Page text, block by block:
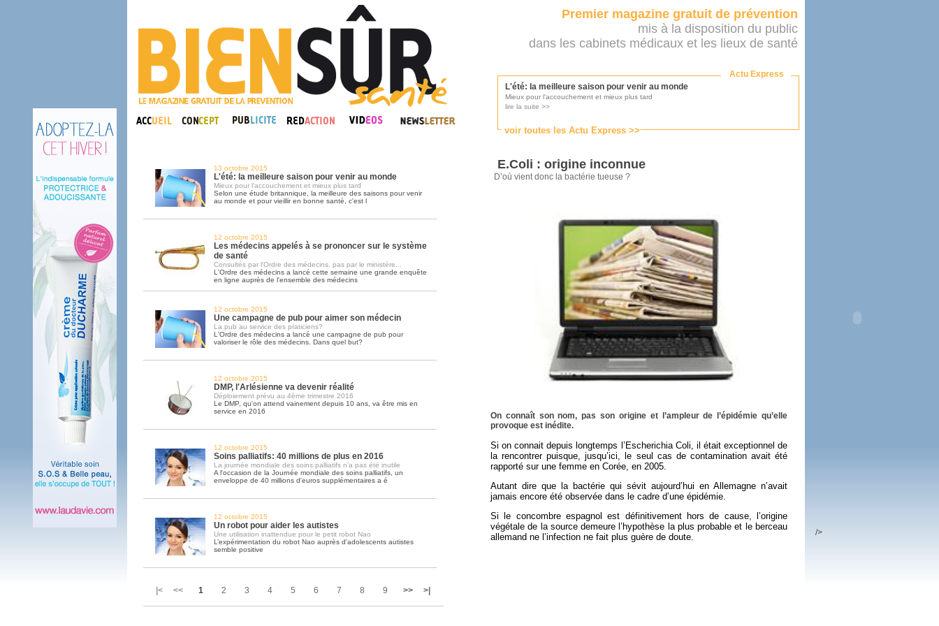
Premier magazine gratuit de prévention
mis à la disposition du public
dans les cabinets médicaux et les lieux de santé
Actu Express
voir toutes les Actu Express >>
L'été: la meilleure saison pour venir au monde
Mieux pour l'accouchement et mieux plus tard
lire la suite >>
Consultés par l'Ordre des médecins, pas par le ministère...
lire la suite >>
La pub au service des praticiens?
DMP, l'Arlésienne va devenir réalité
Déploiement prévu au 4ème trimestre 2016
Soins palliatifs: 40 millions de plus en 2016
La journée mondiale des soins palliatifs n'a pas été inutile
13 octobre 2015
L'été: la meilleure saison pour venir au monde
Mieux pour l'accouchement et mieux plus tard
Selon une étude britannique, la meilleure des saisons pour venir
au monde et pour vieillir en bonne santé, c'est l
12 octobre 2015
Les médecins appelés à se prononcer sur le système
de santé
Consultés par l'Ordre des médecins, pas par le ministère...
L'Ordre des médecins a lancé cette semaine une grande enquête
en ligne auprès de l'ensemble des médecins
12 octobre 2015
Une campagne de pub pour aimer son médecin
La pub au service des praticiens?
L'Ordre des médecins a lancé une campagne de pub pour
valoriser le rôle des médecins. Dans quel but?
12 octobre 2015
DMP, l'Arlésienne va devenir réalité
Déploiement prévu au 4ème trimestre 2016
Le DMP, qu'on attend vainement depuis 10 ans, va être mis en
service en 2016
12 octobre 2015
Soins palliatifs: 40 millions de plus en 2016
La journée mondiale des soins palliatifs n'a pas été inutile
A l'occasion de la Journée mondiale des soins palliatifs, un
enveloppe de 40 millions d'euros supplémentaires a é
12 octobre 2015
Un robot pour aider les autistes
Une utilisation inattendue pour le petit robot Nao
L’expérimentation du robot Nao auprès d'adolescents autistes
semble positive
|< << 1 2 3 4 5 6 7 8 9 >> >|
E.Coli : origine inconnue
D’où vient donc la bactérie tueuse ?
On connaît son nom, pas son origine et l’ampleur de l’épidémie qu’elle
provoque est inédite.
Si on connait depuis longtemps l’Escherichia Coli, il était exceptionnel de
la rencontrer puisque, jusqu’ici, le seul cas de contamination avait été
rapporté sur une femme en Corée, en 2005.
Autant dire que la bactérie qui sévit aujourd’hui en Allemagne n’avait
jamais encore été observée dans le cadre d’une épidémie.
Si le concombre espagnol est définitivement hors de cause, l’origine
végétale de la source demeure l’hypothèse la plus probable et le berceau
allemand ne l’infection ne fait plus guère de doute.
/>